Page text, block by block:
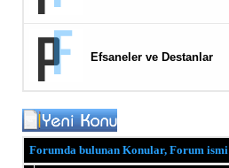
Efsaneler ve Destanlar
Forumda bulunan Konular, Forum ismi